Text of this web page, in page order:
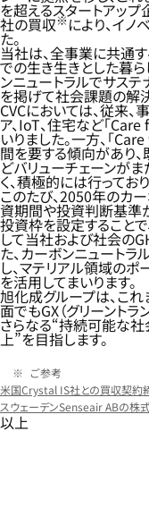
を超えるスタートアッ
社の買収※により、イ
た。
当社は、全事業に共通
での生き生きとした暮
ンニュートラルでサス
を掲げて社会課題の解
CVCにおいては、従来
ア、IoT、住宅など「
いりました。一方、「
間を要する傾向があり
どバリューチェーンが
く、積極的には行ってお
このたび、2050年のカ
資期間や投資判断基準
投資枠を設定すること
して当社および社会の
た、カーボンニュート
し、マテリアル領域の
を活用してまいります。
旭化成グループは、こ
面でもGX（グリーントラ
さらなる“持続可能な
上”を目指します。
ご参考
米国Crystal IS社との買収契約
スウェーデンSenseair ABの株
以上